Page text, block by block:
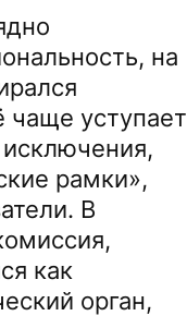
на
чаще уступает
рамки»,
В
как
орган,